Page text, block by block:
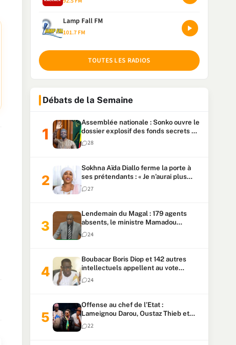
Lamp Fall FM
101.7 FM
TOUTES LES RADIOS
Débats de la Semaine
Assemblée nationale : Sonko ouvre le
dossier explosif des fonds secrets et
du patrimoine présidentiel
28
Sokhna Aïda Diallo ferme la porte à
ses prétendants : « Je n’aurai plus
jamais un autre mari »
27
Lendemain du Magal : 179 agents
absents, le ministre Mamadou
Lamine Dianté exige des explications
24
Boubacar Boris Diop et 142 autres
intellectuels appellent au vote
urgent de la révision
constitutionnelle
24
Offense au chef de l’Etat :
Lameignou Darou, Oustaz Thieb et
Ndiaye Touba lourdement
condamnés
22